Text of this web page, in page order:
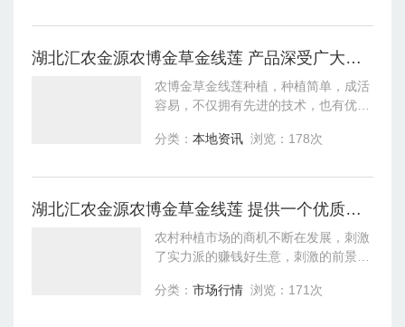
牌化打
湖北汇农金源农博金草金线莲 产品深受广大消费者信赖
农博金草金线莲种植，种植简单，成活
容易，不仅拥有先进的技术，也有优
科技，助推农业的新领域，只需要一亩
金线莲种
分类： 本地资讯 浏览：178次
湖北汇农金源农博金草金线莲 提供一个优质的创业平台
农村种植市场的商机不断在发展，刺激
了实力派的赚钱好生意，刺激的前景利
了。农博金草金线莲种植依靠着实力派
分类： 市场行情 浏览：171次